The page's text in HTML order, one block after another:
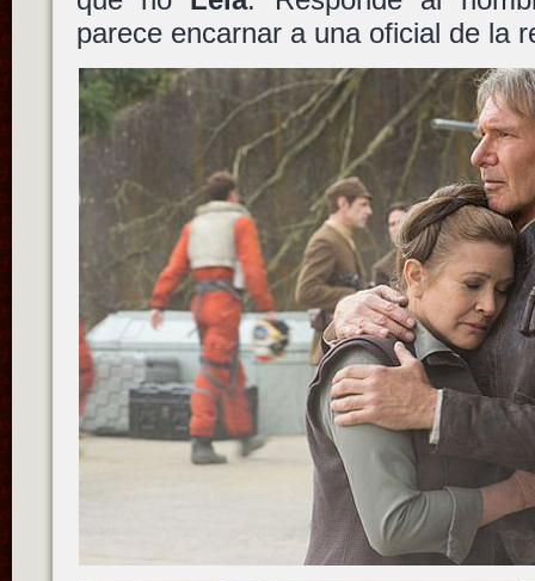
parece encarnar a una oficial de la